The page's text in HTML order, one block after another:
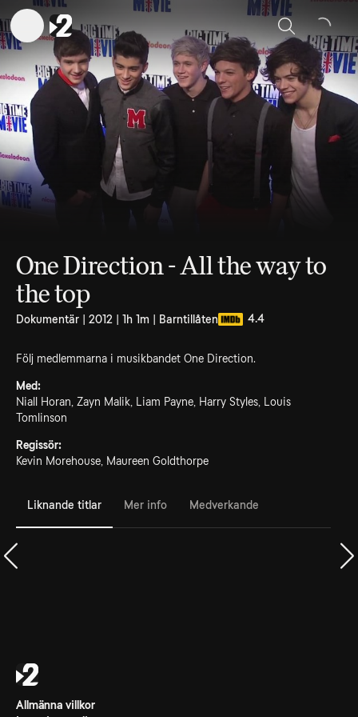
Sök
One Direction - All the way to
the top
Dokumentär | 2012 | 1h 1m | Barntillåten 4.4
Följ medlemmarna i musikbandet One Direction.
Med:
Niall Horan, Zayn Malik, Liam Payne, Harry Styles, Louis
Tomlinson
Regissör:
Kevin Morehouse, Maureen Goldthorpe
Liknande titlar Mer info Medverkande
Allmänna villkor